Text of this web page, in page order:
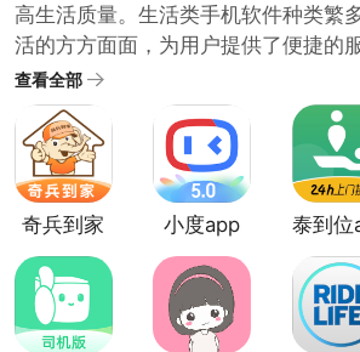
高生活质量。生活类手机软件种类繁
活的方方面面，为用户提供了便捷的
随着科技的发展和人们生活水平的提
件也在不断推陈出新，满足用户日益
生活类软件比较实用呢？小编在生活
家整理了很多日常需要的好用方便的
需要的用户可以下载体验便捷的生活服
查看全部
奇兵到家
app
小度app 泰到位